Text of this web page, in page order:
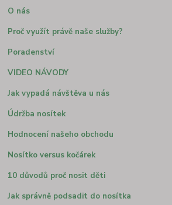
O nás
Proč využít právě naše služby?
Poradenství
VIDEO NÁVODY
Jak vypadá návštěva u nás
Údržba nosítek
Hodnocení našeho obchodu
Nosítko versus kočárek
10 důvodů proč nosit děti
Jak správně podsadit do nosítka